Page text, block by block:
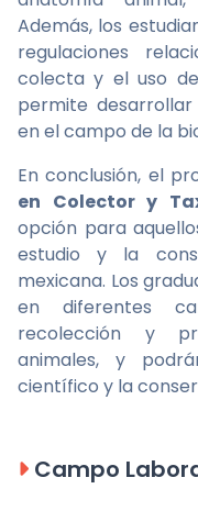
Además, los
regulaciones
colecta y el uso
permite
en el campo de la
En conclusión, el
en Colector y
opción para
estudio y la
mexicana. Los
en diferentes
recolección y
animales, y
científico y la
Campo